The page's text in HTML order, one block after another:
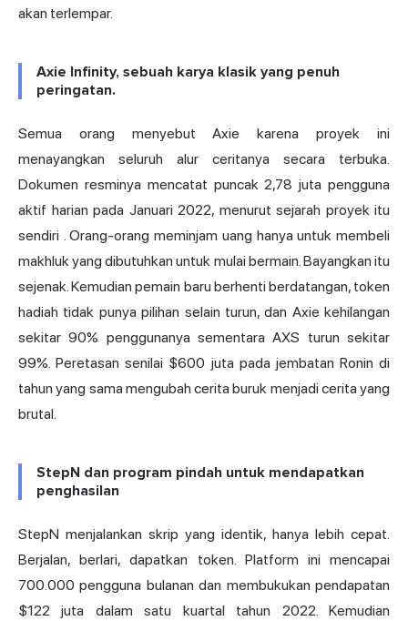
akan terlempar.
Axie Infinity, sebuah karya klasik yang penuh
peringatan.
Semua orang menyebut Axie karena proyek ini
menayangkan seluruh alur ceritanya secara terbuka.
Dokumen resminya mencatat puncak 2,78 juta pengguna
aktif harian pada Januari 2022, menurut sejarah proyek itu
sendiri . Orang-orang meminjam uang hanya untuk membeli
makhluk yang dibutuhkan untuk mulai bermain. Bayangkan itu
sejenak. Kemudian pemain baru berhenti berdatangan, token
hadiah tidak punya pilihan selain turun, dan Axie kehilangan
sekitar 90% penggunanya sementara AXS turun sekitar
99%. Peretasan senilai $600 juta pada jembatan Ronin di
tahun yang sama mengubah cerita buruk menjadi cerita yang
brutal.
StepN dan program pindah untuk mendapatkan
penghasilan
StepN menjalankan skrip yang identik, hanya lebih cepat.
Berjalan, berlari, dapatkan token. Platform ini mencapai
700.000 pengguna bulanan dan membukukan pendapatan
$122 juta dalam satu kuartal tahun 2022. Kemudian